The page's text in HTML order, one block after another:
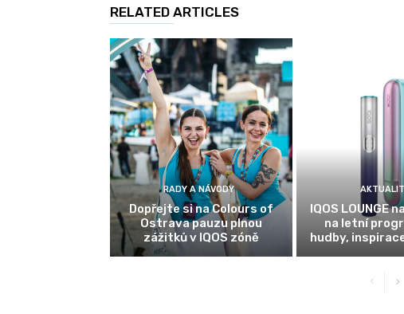
RELATED ARTICLES
RADY A NÁVODY
Dopřejte si na Colours of
Ostrava pauzu plnou
zážitků v IQOS zóně
IQOS LOUNGE
na letní
hudby,